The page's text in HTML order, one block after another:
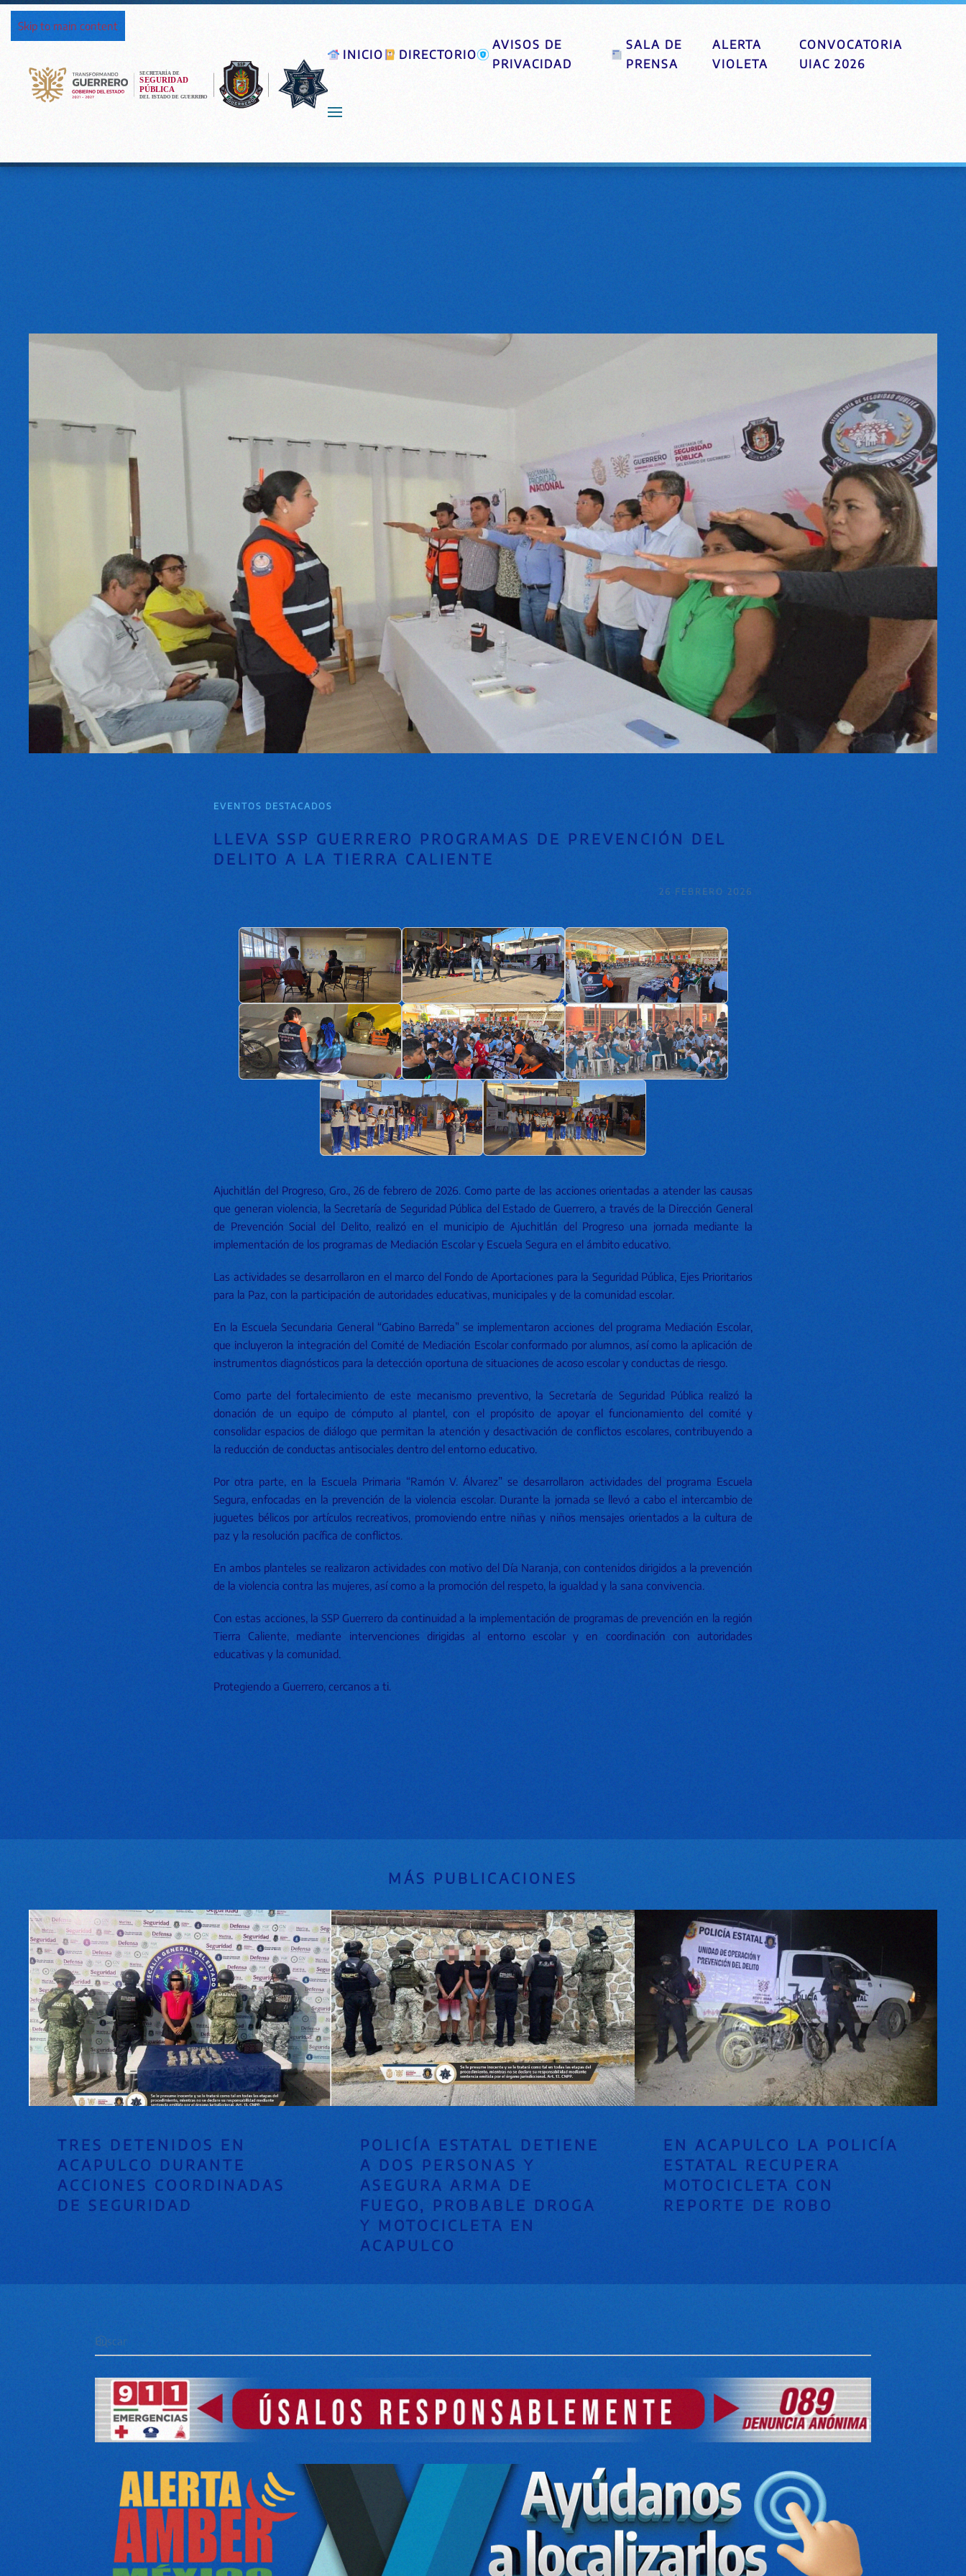
Skip to main content
INICIO DIRECTORIO
AVISOS DE
PRIVACIDAD
SALA DE
PRENSA
ALERTA
VIOLETA
CONVOCATORIA
UIAC 2026
EVENTOS DESTACADOS
LLEVA SSP GUERRERO PROGRAMAS DE PREVENCIÓN DEL
DELITO A LA TIERRA CALIENTE
26 FEBRERO 2026
Ajuchitlán del Progreso, Gro., 26 de febrero de 2026. Como parte de las acciones orientadas a atender las causas
que generan violencia, la Secretaría de Seguridad Pública del Estado de Guerrero, a través de la Dirección General
de Prevención Social del Delito, realizó en el municipio de Ajuchitlán del Progreso una jornada mediante la
implementación de los programas de Mediación Escolar y Escuela Segura en el ámbito educativo.
Las actividades se desarrollaron en el marco del Fondo de Aportaciones para la Seguridad Pública, Ejes Prioritarios
para la Paz, con la participación de autoridades educativas, municipales y de la comunidad escolar.
En la Escuela Secundaria General “Gabino Barreda” se implementaron acciones del programa Mediación Escolar,
que incluyeron la integración del Comité de Mediación Escolar conformado por alumnos, así como la aplicación de
instrumentos diagnósticos para la detección oportuna de situaciones de acoso escolar y conductas de riesgo.
Como parte del fortalecimiento de este mecanismo preventivo, la Secretaría de Seguridad Pública realizó la
donación de un equipo de cómputo al plantel, con el propósito de apoyar el funcionamiento del comité y
consolidar espacios de diálogo que permitan la atención y desactivación de conflictos escolares, contribuyendo a
la reducción de conductas antisociales dentro del entorno educativo.
Por otra parte, en la Escuela Primaria “Ramón V. Álvarez” se desarrollaron actividades del programa Escuela
Segura, enfocadas en la prevención de la violencia escolar. Durante la jornada se llevó a cabo el intercambio de
juguetes bélicos por artículos recreativos, promoviendo entre niñas y niños mensajes orientados a la cultura de
paz y la resolución pacífica de conflictos.
En ambos planteles se realizaron actividades con motivo del Día Naranja, con contenidos dirigidos a la prevención
de la violencia contra las mujeres, así como a la promoción del respeto, la igualdad y la sana convivencia.
Con estas acciones, la SSP Guerrero da continuidad a la implementación de programas de prevención en la región
Tierra Caliente, mediante intervenciones dirigidas al entorno escolar y en coordinación con autoridades
educativas y la comunidad.
Protegiendo a Guerrero, cercanos a ti.
MÁS PUBLICACIONES
TRES DETENIDOS EN
ACAPULCO DURANTE
ACCIONES COORDINADAS
DE SEGURIDAD
POLICÍA ESTATAL DETIENE
A DOS PERSONAS Y
ASEGURA ARMA DE
FUEGO, PROBABLE DROGA
Y MOTOCICLETA EN
ACAPULCO
EN ACAPULCO LA POLICÍA
ESTATAL RECUPERA
MOTOCICLETA CON
REPORTE DE ROBO